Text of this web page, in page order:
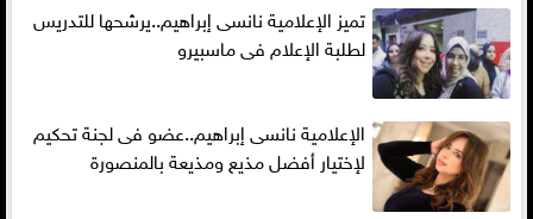
تميز الإعلامية نانسى إبراهيم..يرشحها للتدريس
لطلبة الإعلام فى ماسبيرو
الإعلامية نانسى إبراهيم..عضو فى لجنة تحكيم
لإختيار أفضل مذيع ومذيعة بالمنصورة